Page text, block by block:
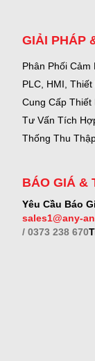
GIẢI PHÁP
Phân Phối Cảm
PLC, HMI, Thiết
Cung Cấp Thiết
Tư Vấn Tích
Thống Thu
BÁO GIÁ &
Yêu Cầu Báo
sales1@any-
/ 0373 238 670